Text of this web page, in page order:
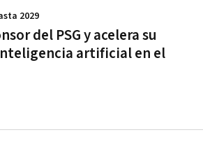
del PSG y acelera su
artificial en el
2029